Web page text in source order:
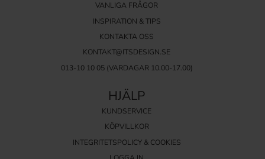
VANLIGA FRÅGOR
INSPIRATION & TIPS
KONTAKTA OSS
KONTAKT@ITSDESIGN.SE
013-10 10 05(VARDAGAR 10.00-17.00)
HJÄLP
KUNDSERVICE
KÖPVILLKOR
INTEGRITETSPOLICY & COOKIES